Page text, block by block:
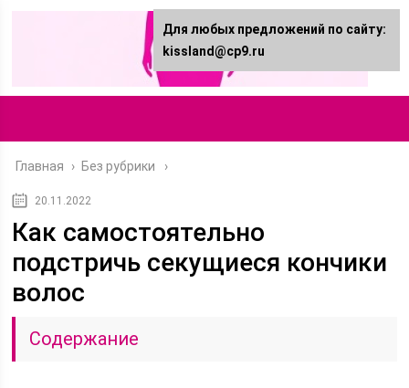
Главная › Без рубрики
20.11.2022
Как самостоятельно
подстричь секущиеся кончики
волос
Содержание
Для любых предложений по сайту:
kissland@cp9.ru